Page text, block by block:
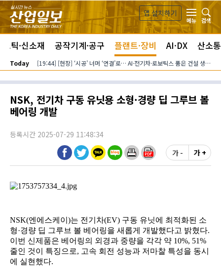
본문 바로가기
앱 설치하기
메뉴
검색
틱·신소재 공작기계·공구 플랜트·장비 AI·DX 산소통
Today [19:44] [현장] ‘시공’ 너머 ‘연결’로… AI·전기차·로보틱스 품은 건설 생태계
NSK, 전기차 구동 유닛용 소형·경량 딥 그루브 볼
베어링 개발
등록시간 2025-07-29 11:48:34
가 -
가 +